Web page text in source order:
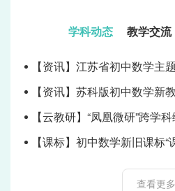
学科动态 教学交流
查看更多